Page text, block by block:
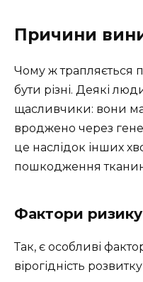
Причини
Чому ж трапляється
бути різні. Деякі
щасливчики: вони
вроджено через
це наслідок інших
пошкодження
Фактори ризику
Так, є особливі
вірогідність